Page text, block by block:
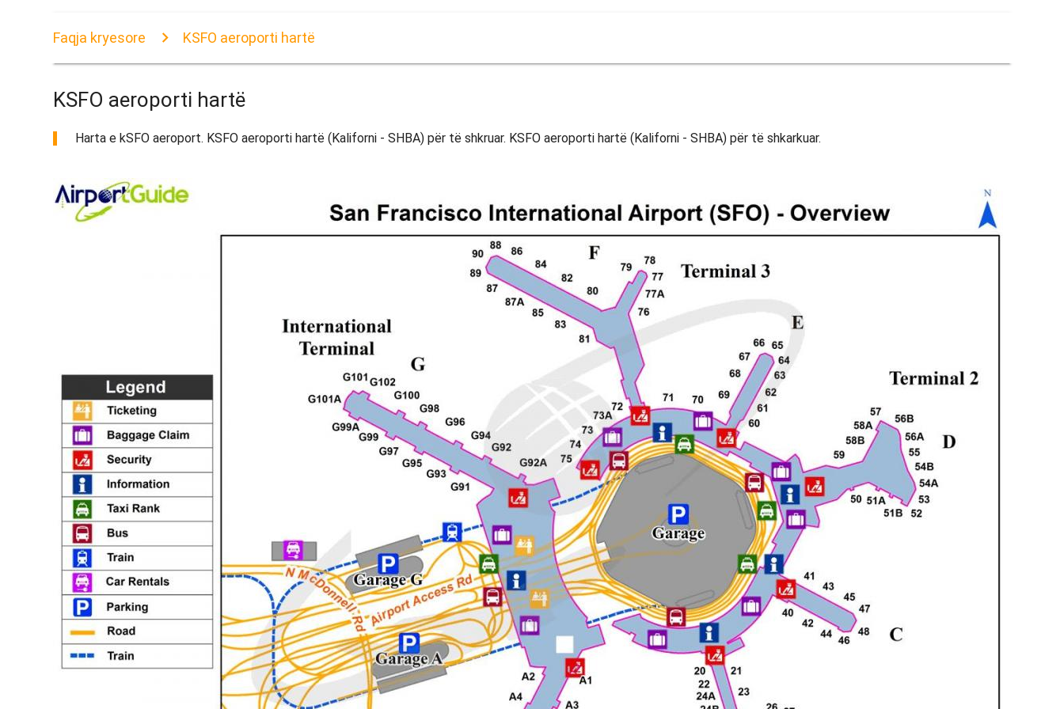
Faqja kryesore KSFO aeroporti hartë
KSFO aeroporti hartë
Harta e kSFO aeroport. KSFO aeroporti hartë (Kaliforni - SHBA) për të shkruar. KSFO aeroporti hartë (Kaliforni - SHBA) për të shkarkuar.